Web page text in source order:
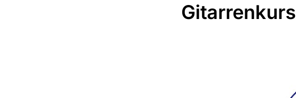
Gitarrenkurs